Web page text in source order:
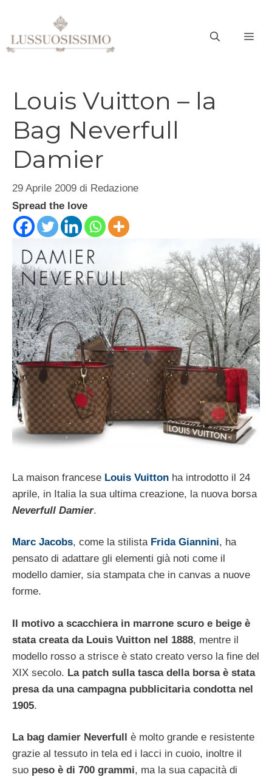
contenuto
Louis Vuitton – la
Bag Neverfull
Damier
29 Aprile 2009 di Redazione
Spread the love
La maison francese Louis Vuitton ha introdotto il 24
aprile, in Italia la sua ultima creazione, la nuova borsa
Neverfull Damier.
Marc Jacobs, come la stilista Frida Giannini, ha
pensato di adattare gli elementi già noti come il
modello damier, sia stampata che in canvas a nuove
forme.
Il motivo a scacchiera in marrone scuro e beige è
stata creata da Louis Vuitton nel 1888, mentre il
modello rosso a strisce è stato creato verso la fine del
XIX secolo. La patch sulla tasca della borsa è stata
presa da una campagna pubblicitaria condotta nel
1905.
La bag damier Neverfull
è molto grande e resistente
grazie al tessuto in tela ed i lacci in cuoio, inoltre il
suo peso è di 700 grammi, ma la sua capacità di